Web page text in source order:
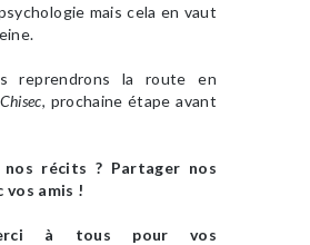
mais cela en vaut
reprendrons la route en
Chisec, prochaine étape avant
nos récits ? Partager nos
vos amis !
à tous pour vos